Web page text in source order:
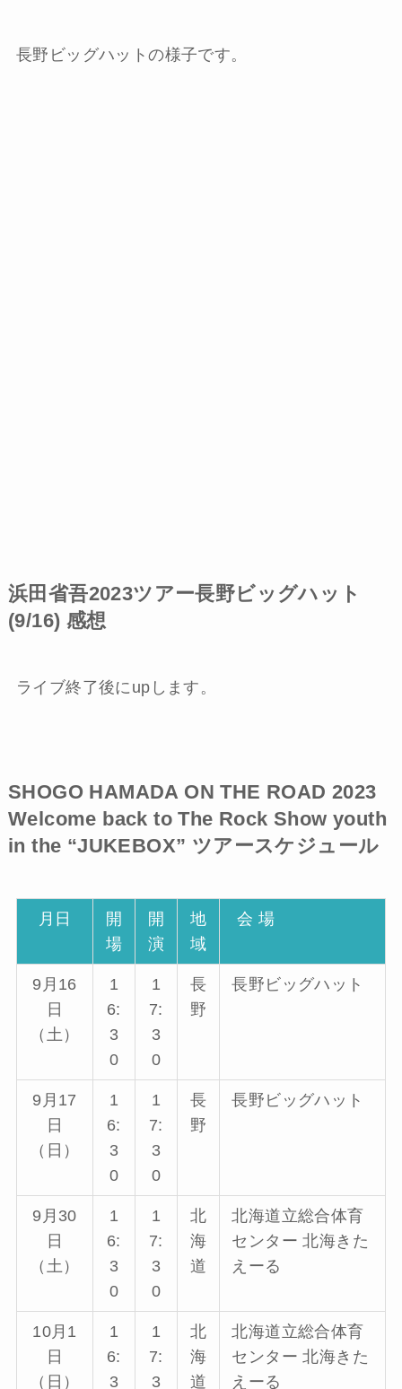
長野ビッグハットの様子です。
浜田省吾2023ツアー長野ビッグハット
(9/16) 感想
ライブ終了後にupします。
SHOGO HAMADA ON THE ROAD 2023
Welcome back to The Rock Show youth
in the “JUKEBOX” ツアースケジュール
月日
開
場
開
演
地
域
会 場
9月16
日
（土）
1
6:
3
0
1
7:
3
0
長
野
長野ビッグハット
9月17
日
（日）
1
6:
3
0
1
7:
3
0
長
野
長野ビッグハット
9月30
日
（土）
1
6:
3
0
1
7:
3
0
北
海
道
北海道立総合体育
センター 北海きた
えーる
10月1
日
（日）
1
6:
3
1
7:
3
北
海
道
北海道立総合体育
センター 北海きた
えーる